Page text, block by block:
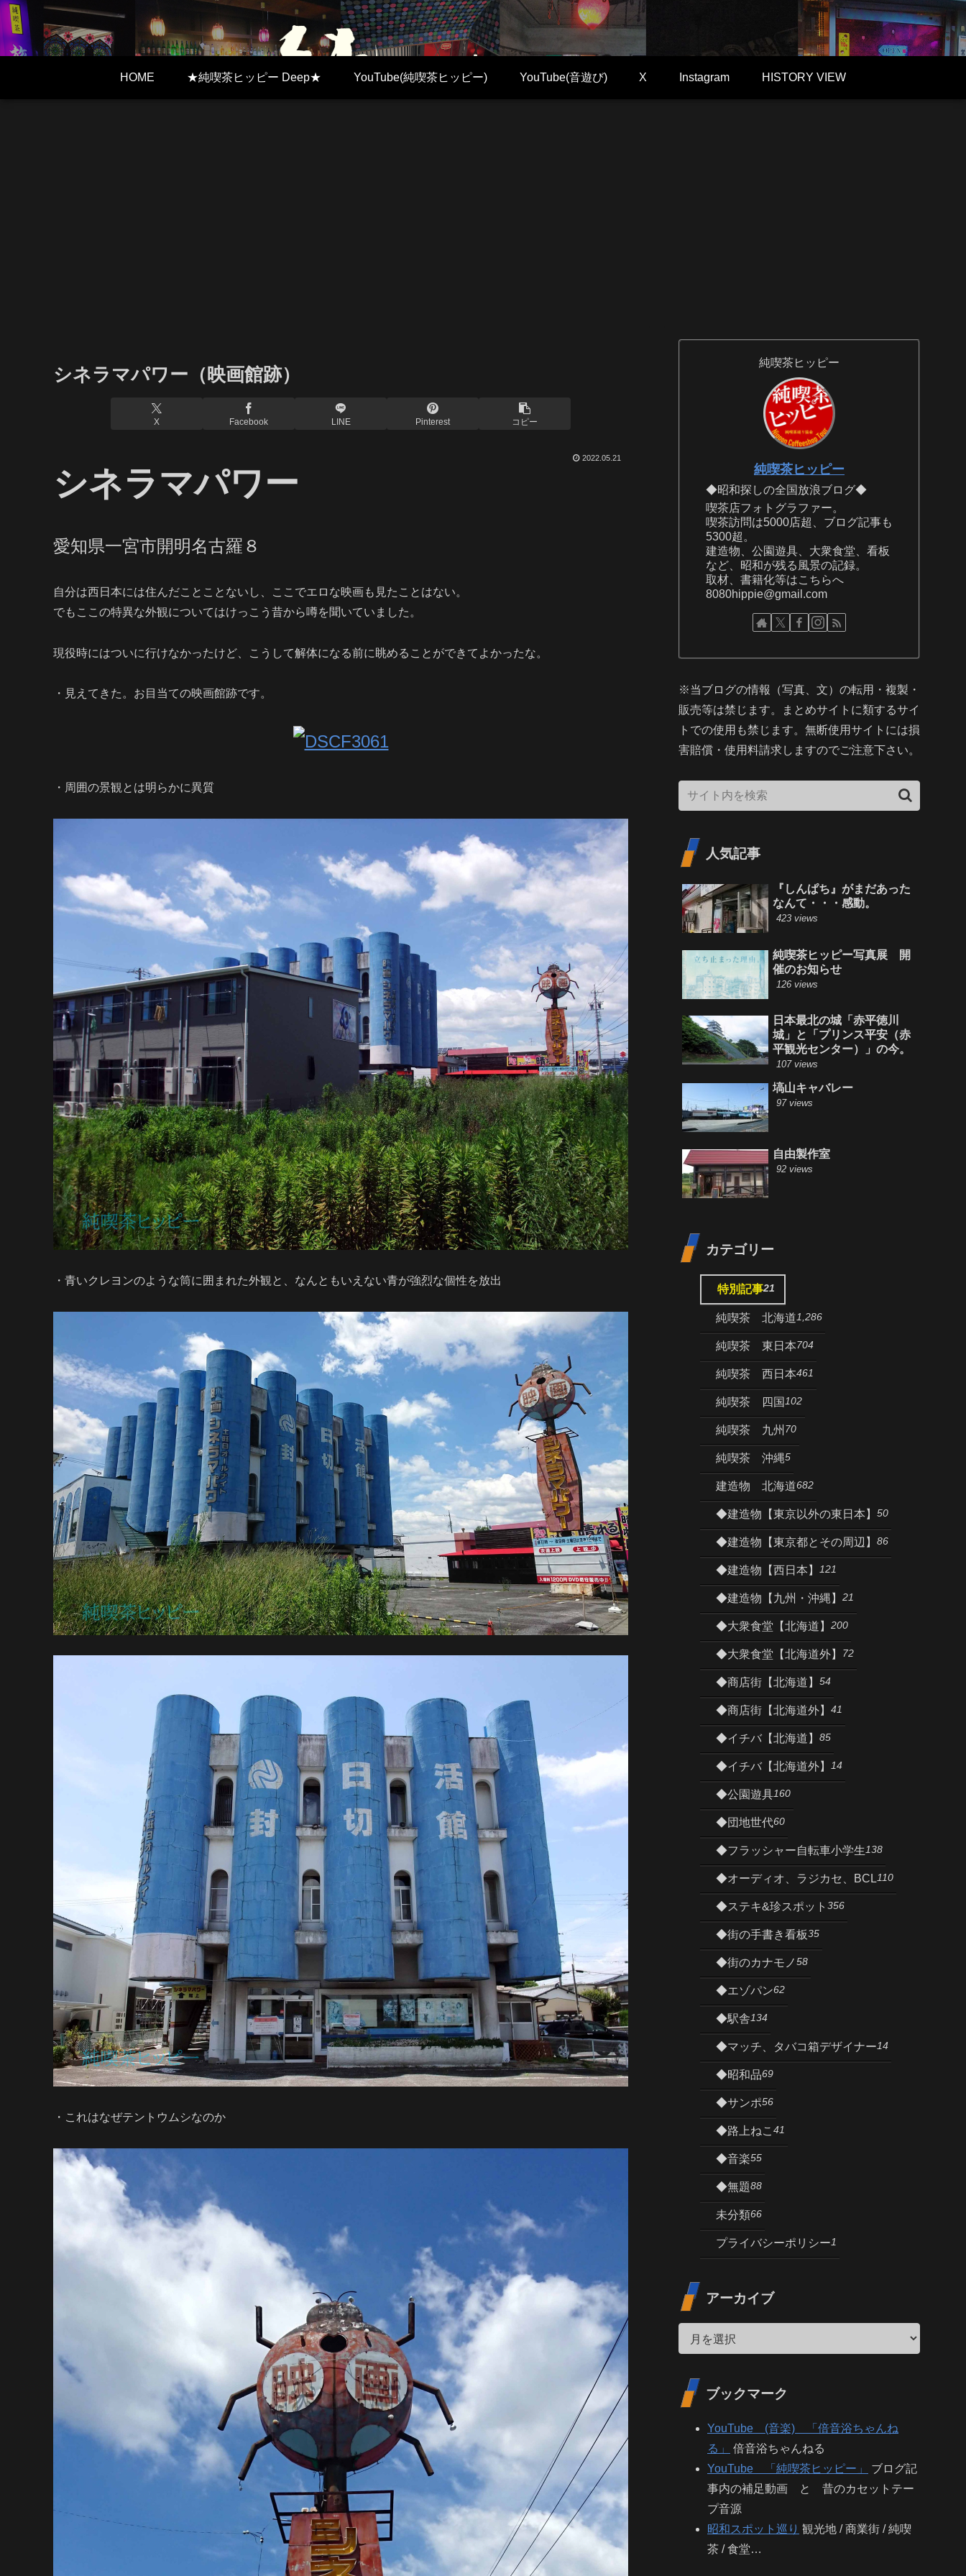
HOME ★純喫茶ヒッピー Deep★ YouTube(純喫茶ヒッピー) YouTube(音遊び) X Instagram HISTORY VIEW
シネラマパワー（映画館跡）
X Facebook LINE Pinterest コピー
2022.05.21
シネラマパワー
愛知県一宮市開明名古羅８
自分は西日本には住んだことことないし、ここでエロな映画も見たことはない。
でもここの特異な外観についてはけっこう昔から噂を聞いていました。
現役時にはついに行けなかったけど、こうして解体になる前に眺めることができてよかったな。
・ 見えてきた。 お目当ての映画館跡です。
・周囲の景観とは明らかに異質
・青いクレヨンのような筒に囲まれた外観と、なんともいえない青が強烈な個性を放出
・これはなぜテントウムシなのか
純喫茶ヒッピー
純喫茶ヒッピー
◆昭和探しの全国放浪ブログ◆
喫茶店フォトグラファー。
喫茶訪問は5000店超、ブログ記事も
5300超。
建造物、公園遊具、大衆食堂、看板
など、昭和が残る風景の記録。
取材、書籍化等はこちらへ
8080hippie@gmail.com
※当ブログの情報（写真、文）の転用・複製・
販売等は禁じます。まとめサイトに類するサイ
トでの使用も禁じます。無断使用サイトには損
害賠償・使用料請求しますのでご注意下さい。
人気記事
『しんぱち』がまだあった
なんて・・・感動。
423 views
純喫茶ヒッピー写真展 開
催のお知らせ
126 views
日本最北の城「赤平徳川
城」と「プリンス平安（赤
平観光センター）」の今。
107 views
塙山キャバレー
97 views
自由製作室
92 views
カテゴリー
特別記事21
純喫茶 北海道1,286
純喫茶 東日本704
純喫茶 西日本461
純喫茶 四国 102
純喫茶 九州 70
純喫茶 沖縄5
建造物 北海道682
◆建造物【東京以外の東日本】 50
◆建造物【東京都とその周辺】 86
◆建造物【西日本】 121
◆建造物【九州・沖縄】 21
◆大衆食堂【北海道】 200
◆大衆食堂【北海道外】 72
◆商店街【北海道】 54
◆商店街【北海道外】 41
◆イチバ【北海道】 85
◆イチバ【北海道外】 14
◆公園遊具160
◆団地世代60
◆フラッシャー自転車小学生138
◆オーディオ、ラジカセ、BCL110
◆ステキ&珍スポット 356
◆街の手書き看板35
◆街のカナモノ58
◆エゾパン62
◆駅舎134
◆マッチ、タバコ箱デザイナー14
◆昭和品69
◆サンポ56
◆路上ねこ 41
◆音楽55
◆無題88
未分類66
プライバシーポリシー1
アーカイブ
ブックマーク
YouTube (音楽) 「倍音浴ちゃんね
る」
倍音浴ちゃんねる
YouTube 「純喫茶ヒッピー」
ブログ記
事内の補足動画 と 昔のカセットテー
プ音源
昭和スポット巡り 観光地 / 商業街 / 純喫
茶 / 食堂…